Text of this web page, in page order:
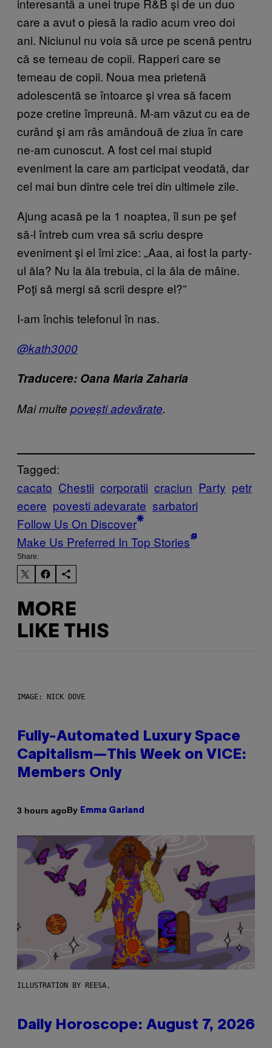
care a avut o piesă la radio acum vreo doi
ani. Niciunul nu voia să urce pe scenă pentru
că se temeau de copii. Rapperi care se
temeau de copii. Noua mea prietenă
adolescentă se întoarce şi vrea să facem
poze cretine împreună. M-am văzut cu ea de
curând şi am râs amândouă de ziua în care
ne-am cunoscut. A fost cel mai stupid
eveniment la care am participat veodată, dar
cel mai bun dintre cele trei din ultimele zile.
Ajung acasă pe la 1 noaptea, îl sun pe şef
să-l întreb cum vrea să scriu despre
eveniment şi el îmi zice: „Aaa, ai fost la party-
ul ăla? Nu la ăla trebuia, ci la ăla de mâine.
Poţi să mergi să scrii despre el?”
I-am închis telefonul în nas.
@kath3000
Traducere: Oana Maria Zaharia
Mai multe povești adevărate.
Tagged:
cacato Chestii corporatii craciun Party petr
ecere povesti adevarate sarbatori
Follow Us On Discover
Make Us Preferred In Top Stories
Share:
MORE
LIKE THIS
IMAGE: NICK DOVE
Fully-Automated Luxury Space
Capitalism—This Week on VICE:
Members Only
3 hours agoBy Emma Garland
ILLUSTRATION BY REESA.
Daily Horoscope: August 7, 2026